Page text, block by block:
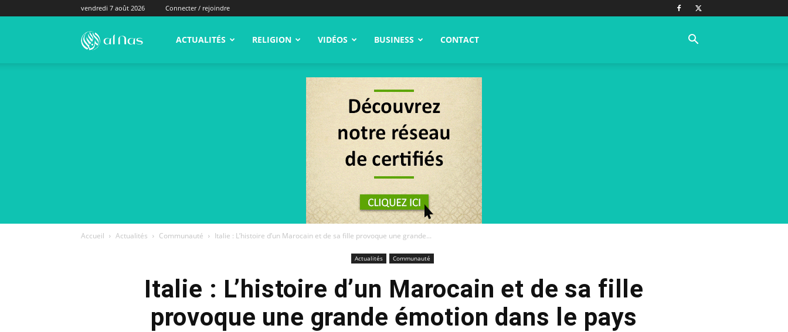
vendredi 7 août 2026 Connecter / rejoindre
alNas.fr ACTUALITÉS RELIGION VIDÉOS BUSINESS CONTACT
Accueil Actualités Communauté Italie : L’histoire d’un Marocain et de sa fille provoque une grande...
Actualités Communauté
Italie : L’histoire d’un Marocain et de sa fille
provoque une grande émotion dans le pays